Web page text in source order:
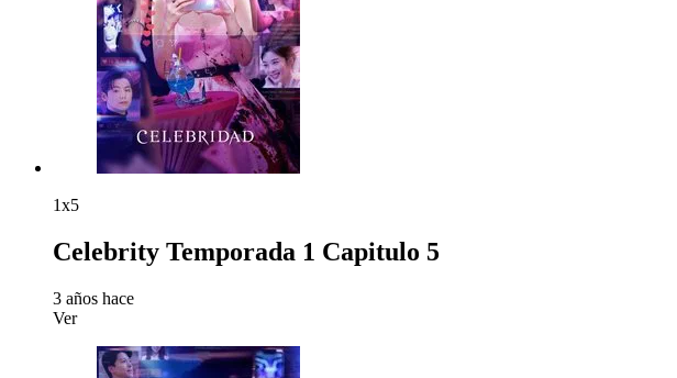
1x5
Celebrity Temporada 1 Capitulo 5
3 años hace
Ver